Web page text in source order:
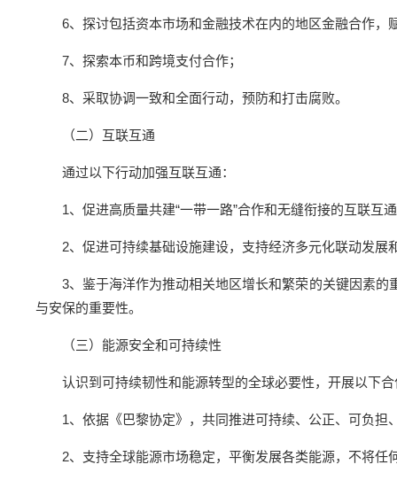
6、探讨包括资本市场和金融技术在内的地区金融合作，
7、探索本币和跨境支付合作；
8、采取协调一致和全面行动，预防和打击腐败。
（二）互联互通
通过以下行动加强互联互通：
1、促进高质量共建“一带一路”合作和无缝衔接的互联互
2、促进可持续基础设施建设，支持经济多元化联动发展
3、鉴于海洋作为推动相关地区增长和繁荣的关键因素
与安保的重要性。
（三）能源安全和可持续性
认识到可持续韧性和能源转型的全球必要性，开展以下
1、依据《巴黎协定》，共同推进可持续、公正、可负担
2、支持全球能源市场稳定，平衡发展各类能源，不将